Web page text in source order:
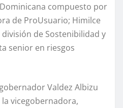
compuesto por
de ProUsuario; Himilce
de Sostenibilidad y
senior en riesgos
Valdez Albizu
vicegobernadora,